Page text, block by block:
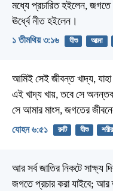
মধ্যে প্রচারিত হইলেন, জগতে
ঊর্ধ্বে নীত হইলেন।
১ তীমথিয় ৩:১৬ যীশু আত্মা
আমিই সেই জীবন্ত খাদ্য,
এই খাদ্য খায়, তবে সে
সে আমার মাংস, জগতের
যোহন ৬:৫১ রুটি যীশু শরীর
আর সর্ব জাতির নিকটে সাক্ষ্য
জগতে প্রচার করা যাইবে;